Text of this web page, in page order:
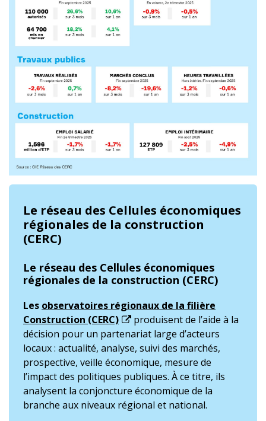
Le réseau des Cellules économiques
régionales de la construction
(CERC)
Le réseau des Cellules économiques
régionales de la construction (CERC)
Les observatoires régionaux de la filière
Construction (CERC)
produisent de l’aide à la
décision pour un partenariat large d’acteurs
locaux : actualité, analyse, suivi des marchés,
prospective, veille économique, mesure de
l’impact des politiques publiques. À ce titre, ils
analysent la conjoncture économique de la
branche aux niveaux régional et national.